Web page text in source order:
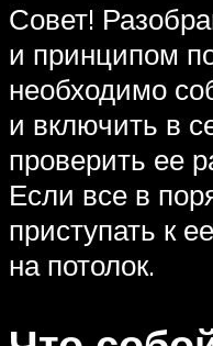
Совет!
и принципом
необходимо
и включить в
проверить ее
Если все в
приступать к
на потолок.